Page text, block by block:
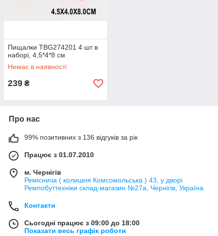
Пищалки TBG274201 4 шт в
наборі, 4,5*4*8 см
Немає в наявності
239 ₴
Про нас
99% позитивних з 136 відгуків за рік
Працює з 01.07.2010
м. Чернігів
Реміснича ( колишня Комсомольська ) 43, у дворі
Ремпобуттехніки склад-магазин №27a, Чернігів, Україна
Контакти
Сьогодні працює з 09:00 до 18:00
Показати весь графік роботи